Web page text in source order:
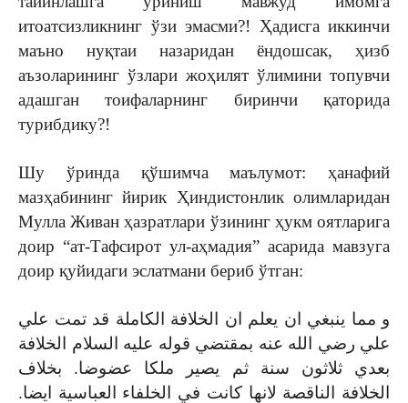
итоатсизликнинг ўзи эмасми?! Ҳадисга иккинчи
маъно нуқтаи назаридан ёндошсак, ҳизб
аъзоларининг ўзлари жоҳилят ўлимини топувчи
адашган тоифаларнинг биринчи қаторида
турибдику?!
Шу ўринда қўшимча маълумот: ҳанафий
мазҳабининг йирик Ҳиндистонлик олимларидан
Мулла Живан ҳазратлари ўзининг ҳукм оятларига
доир “ат-Тафсирот ул-аҳмадия” асарида мавзуга
доир қуйидаги эслатмани бериб ўтган:
و مما ينبغي ان يعلم ان الخلافة الكاملة قد تمت علي
علي رضي الله عنه بمقتضي قوله عليه السلام الخلافة
بعدي ثلاثون سنة ثم يصير ملكا عضوضا. بخلاف
الخلافة الناقصة لانها كانت في الخلفاء العباسية ايضا.